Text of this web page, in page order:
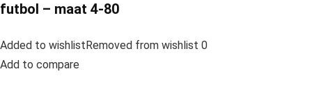
futbol – maat 4-80
Added to wishlistRemoved from wishlist 0
Add to compare